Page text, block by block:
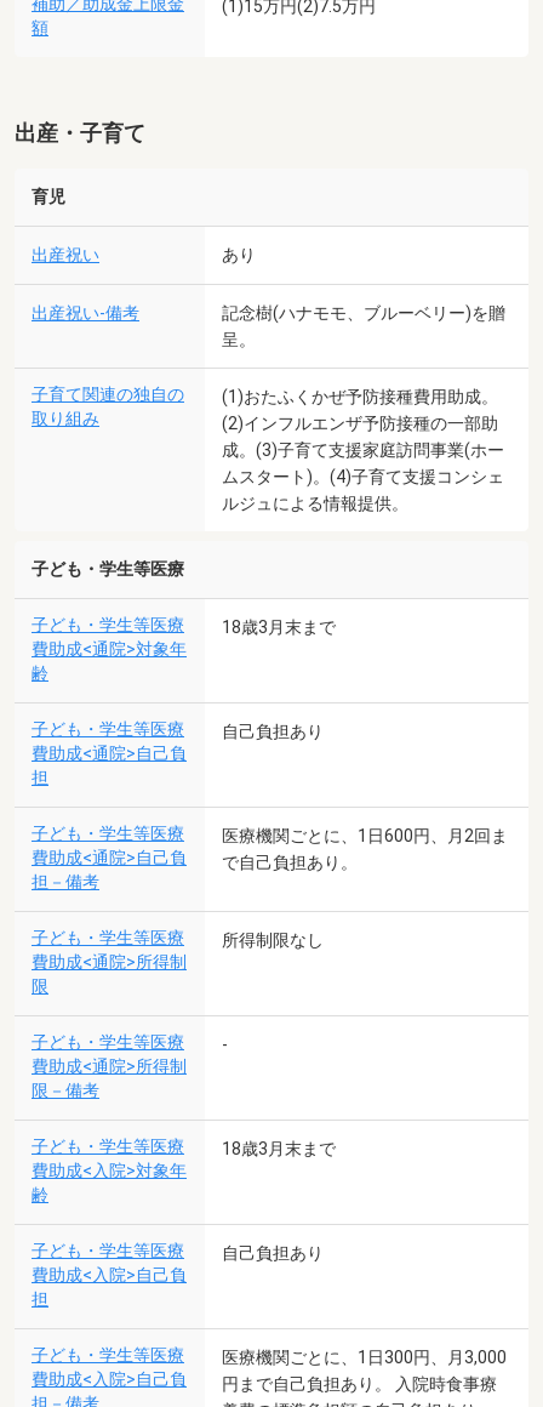
額
(1)15万円(2)7.5万円
出産・子育て
育児
出産祝い あり
出産祝い-備考
記念樹(ハナモモ、ブルーベリー)を贈
呈。
子育て関連の独自の
取り組み
(1)おたふくかぜ予防接種費用助成。
(2)インフルエンザ予防接種の一部助
成。(3)子育て支援家庭訪問事業(ホー
ムスタート)。(4)子育て支援コンシェ
ルジュによる情報提供。
子ども・学生等医療
子ども・学生等医療
費助成<通院>対象年
齢
18歳3月末まで
子ども・学生等医療
費助成<通院>自己負
担
自己負担あり
子ども・学生等医療
費助成<通院>自己負
担－備考
医療機関ごとに、1日600円、月2回ま
で自己負担あり。
子ども・学生等医療
費助成<通院>所得制
限
所得制限なし
子ども・学生等医療
費助成<通院>所得制
限－備考
-
子ども・学生等医療
費助成<入院>対象年
齢
18歳3月末まで
子ども・学生等医療
費助成<入院>自己負
担
自己負担あり
子ども・学生等医療
費助成<入院>自己負
医療機関ごとに、1日300円、月3,000
円まで自己負担あり。 入院時食事療